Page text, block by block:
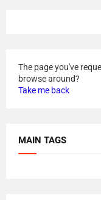
The page you've
browse around?
Take me back
MAIN TAGS